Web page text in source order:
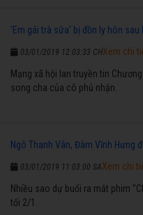
'Em gái trà sữa' bị đồn ly hôn
03/01/2019 12:03:33 CH
Mạng xã hội lan truyền tin
song cha của cô phủ nhận.
Xem chi
Ngô Thanh Vân, Đàm Vĩnh Hưng
03/01/2019 11:03:00 SA
Nhiều sao dự buổi ra mắt phim
tối 2/1.
Xem chi